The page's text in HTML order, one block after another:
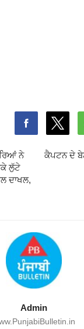
ਨੇ
ਲੁੱਟੇ
ਦਾਖਲ,
ਕੈਪਟਨ ਦੇ
Admin